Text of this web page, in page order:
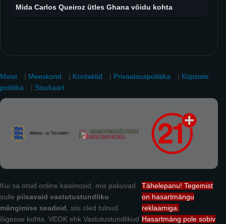
Mida Carlos Queiroz ütles Ghana võidu kohta
Meist | Meeskond | Kontaktid | Privaatsuspoliitika | Küpsiste
poliitika
| Sisukaart
Kui sa otsid online kasiinosid, mis pakuvad
sulle piisavaid vastutustundliku
mängimise seadeid, siis oled tulnud
õigesse kohta. VEOK ehk Vastutustundlikud
Tähelepanu! Tegemist
on hasartmängu
reklaamiga.
Hasartmäng pole sobiv